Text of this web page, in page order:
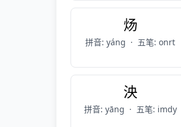
炀
拼音: yáng · 五笔: onrt
泱
拼音: yāng · 五笔: imdy